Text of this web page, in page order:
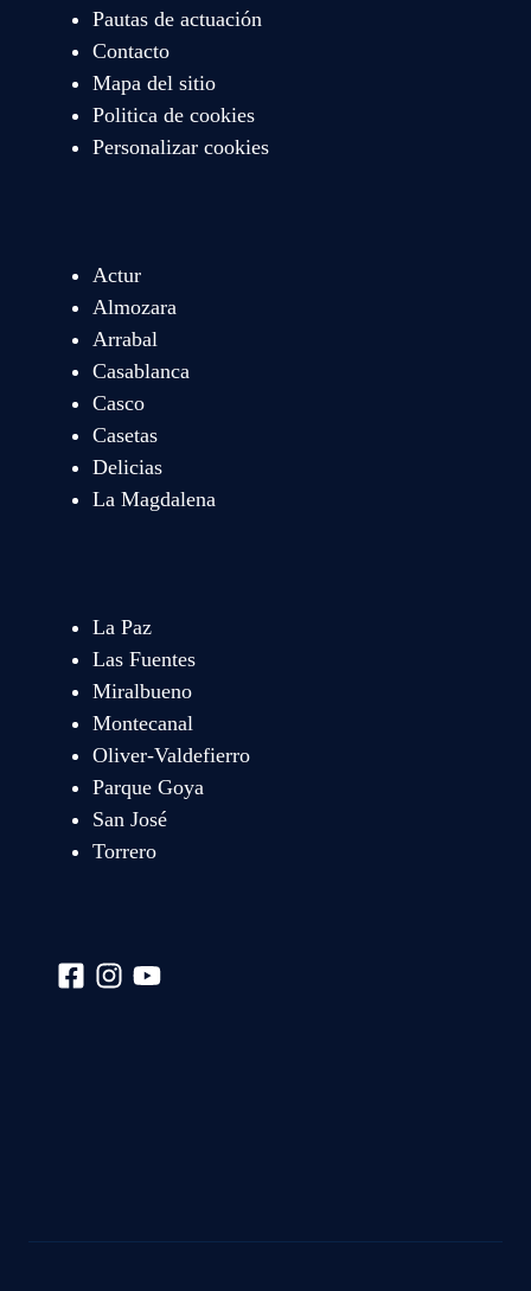
Pautas de actuación
Contacto
Mapa del sitio
Politica de cookies
Personalizar cookies
Actur
Almozara
Arrabal
Casablanca
Casco
Casetas
Delicias
La Magdalena
La Paz
Las Fuentes
Miralbueno
Montecanal
Oliver-Valdefierro
Parque Goya
San José
Torrero